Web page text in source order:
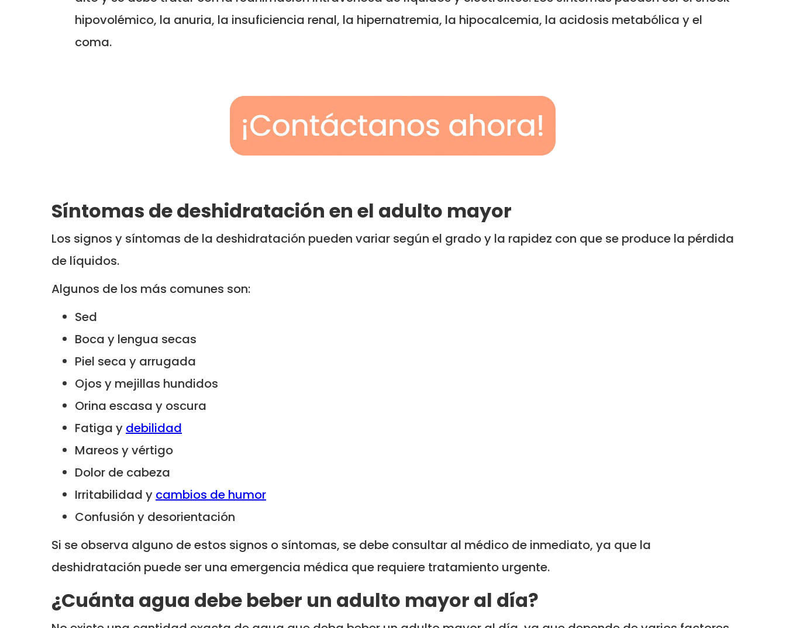
hipovolémico, la anuria, la insuficiencia renal, la hipernatremia, la hipocalcemia, la acidosis metabólica y el
coma.
Síntomas de deshidratación en el adulto mayor
Los signos y síntomas de la deshidratación pueden variar según el grado y la rapidez con que se produce la pérdida
de líquidos.
Algunos de los más comunes son:
Sed
Boca y lengua secas
Piel seca y arrugada
Ojos y mejillas hundidos
Orina escasa y oscura
Fatiga y debilidad
Mareos y vértigo
Dolor de cabeza
Irritabilidad y cambios de humor
Confusión y desorientación
Si se observa alguno de estos signos o síntomas, se debe consultar al médico de inmediato, ya que la
deshidratación puede ser una emergencia médica que requiere tratamiento urgente.
¿Cuánta agua debe beber un adulto mayor al día?